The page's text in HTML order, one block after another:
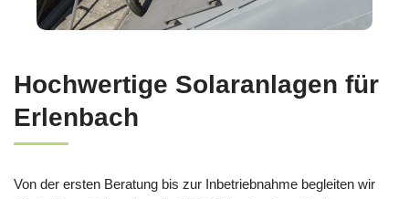
Hochwertige Solaranlagen für
Erlenbach
Von der ersten Beratung bis zur Inbetriebnahme begleiten wir